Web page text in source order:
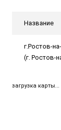
Название
г.Ростов-
(г. Ростов-
загрузка карты...